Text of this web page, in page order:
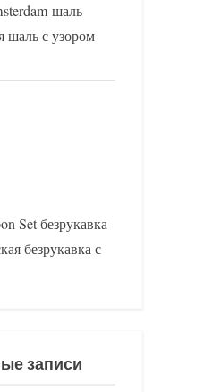
шаль
с узором
Set безрукавка
безрукавка с
записи